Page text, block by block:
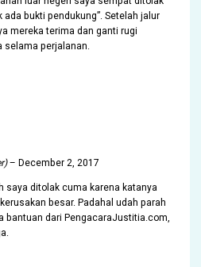
ada bukti pendukung”. Setelah jalur
mereka terima dan ganti rugi
selama perjalanan.
– December 2, 2017
saya ditolak cuma karena katanya
besar. Padahal udah parah
bantuan dari PengacaraJustitia.com,